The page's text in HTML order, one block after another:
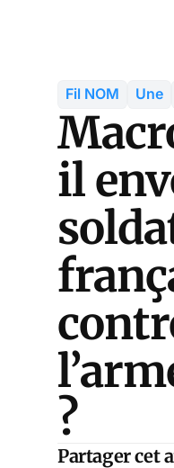
Fil NOM Une
il
?
Partager cet